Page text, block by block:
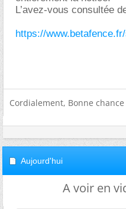
L’avez-vous consultée
https://
Cordialement, Bonne
Aujourd'hui
A voir en